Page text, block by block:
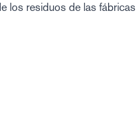
los residuos de las fábricas